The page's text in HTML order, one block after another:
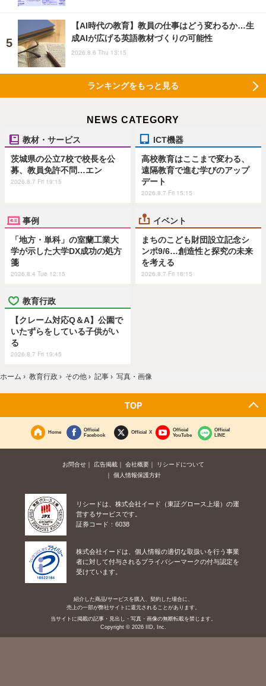
【AI時代の教育】教員の仕事はどう変わるか…生
成AIが広げる英語教材づくりの可能性
2026.8.6 Thu 13:15
ランキングをもっと見る
NEWS CATEGORY
教材・サービス
茨城県の公立7校で校長を公
募、教員免許不問…エン
2026.8.7 Fri 19:15
ICT機器
高校教育はここまで変わる、
遠隔教育で進む学びのアップ
デート
2026.8.7 Fri 15:15
事例
「地方・単科」の室蘭工業大
学が示した大学DX成功の処方
箋
2026.8.4 Tue 12:15
イベント
まちのこども財団設立記念シ
ンポ9/6…創造性と探究の未来
を考える
2026.8.7 Fri 16:15
教育行政
【クレーム対応Q＆A】公園で
いたずらをしている子供がい
る
2026.8.7 Fri 19:45
ホーム › 教育行政 › その他 › 記事 › 写真・画像
TOP
Home
Official
Facebook
Official X
Official
YouTube
Official
LINE
お問合せ 広告掲載 会社概要
リシードについて
個人情報保護方針
リシードは、株式会社イード（東証グロース上場）の運
営するサービスです。
証券コード：6038
株式会社イードは、個人情報の適切な取扱いを行う事業
者に対して付与されるプライバシーマークの付与認定を
受けています。
紹介した商品/サービスを購入、契約した場合に、
売上の一部が弊社サイトに還元されることがあります。
当サイトに掲載の記事・見出し・写真・画像の無断転載を禁じます。
Copyright © 2026 IID, Inc.